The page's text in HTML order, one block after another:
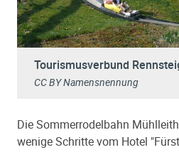
Tourismusverbund
CC BY Namensnennung
Die Sommerrodelbahn
wenige Schritte vom Hotel